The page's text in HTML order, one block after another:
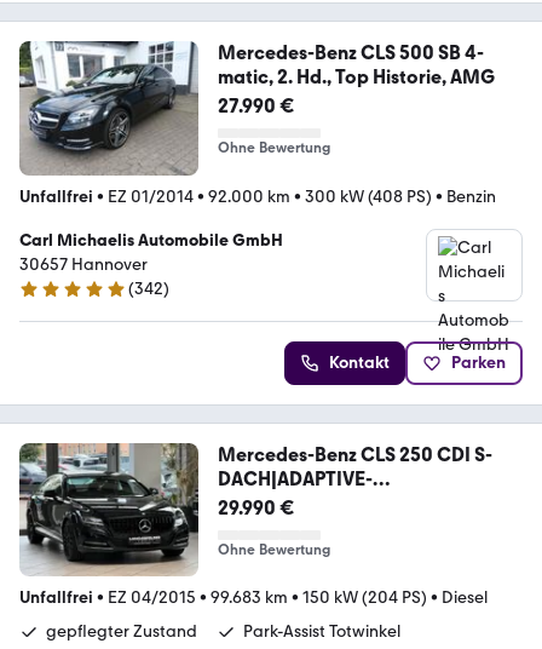
Mercedes-Benz CLS 500 SB 4-
matic, 2. Hd., Top Historie, AMG
27.990 €
Ohne Bewertung
Unfallfrei • EZ 01/2014• 92.000 km • 300 kW (408 PS) • Benzin
Carl Michaelis Automobile GmbH
30657 Hannover
4.9 Sterne
(342)
Kontakt Parken
Mercedes-Benz CLS 250 CDI S-
DACH|ADAPTIVE-
LED|COMAND|LEDER
29.990 €
Ohne Bewertung
Unfallfrei • EZ 04/2015 • 99.683 km • 150 kW (204 PS) • Diesel
gepflegter Zustand
Park-Assist Totwinkel